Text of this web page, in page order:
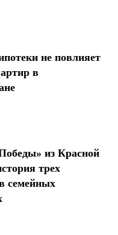
не повлияет
в
из Красной
трех
семейных